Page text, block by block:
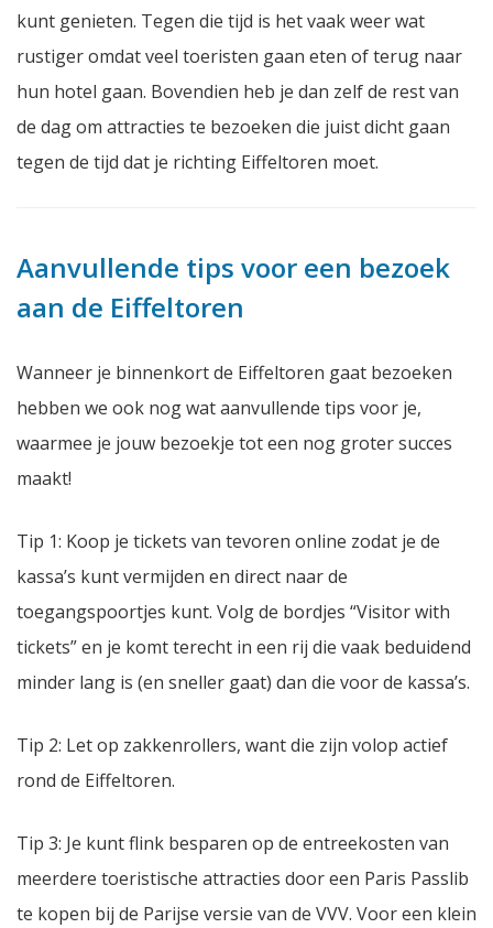
kunt genieten. Tegen die tijd is het vaak weer wat
rustiger omdat veel toeristen gaan eten of terug naar
hun hotel gaan. Bovendien heb je dan zelf de rest van
de dag om attracties te bezoeken die juist dicht gaan
tegen de tijd dat je richting Eiffeltoren moet.
Aanvullende tips voor een bezoek
aan de Eiffeltoren
Wanneer je binnenkort de Eiffeltoren gaat bezoeken
hebben we ook nog wat aanvullende tips voor je,
waarmee je jouw bezoekje tot een nog groter succes
maakt!
Tip 1: Koop je tickets van tevoren online zodat je de
kassa’s kunt vermijden en direct naar de
toegangspoortjes kunt. Volg de bordjes “Visitor with
tickets” en je komt terecht in een rij die vaak beduidend
minder lang is (en sneller gaat) dan die voor de kassa’s.
Tip 2: Let op zakkenrollers, want die zijn volop actief
rond de Eiffeltoren.
Tip 3: Je kunt flink besparen op de entreekosten van
meerdere toeristische attracties door een Paris Passlib
te kopen bij de Parijse versie van de VVV. Voor een klein